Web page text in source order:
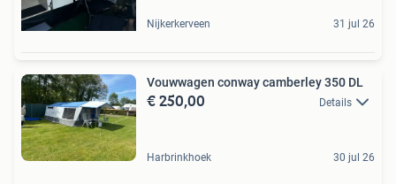
Nijkerkerveen 31 jul 26
Vouwwagen conway camberley 350 DL
€ 250,00 Details
Harbrinkhoek 30 jul 26